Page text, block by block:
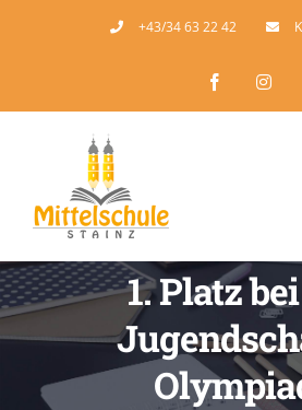
+43/34 63 22 42
Facebook
1. Platz